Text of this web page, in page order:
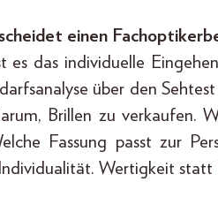
einen
es das individuelle
über den
Brillen zu verkaufen.
Fassung passt zur
Wertigkeit statt